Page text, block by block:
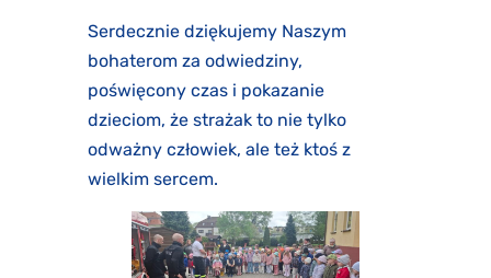
Serdecznie dziękujemy Naszym
bohaterom za odwiedziny,
poświęcony czas i pokazanie
dzieciom, że strażak to nie tylko
odważny człowiek, ale też ktoś z
wielkim sercem.